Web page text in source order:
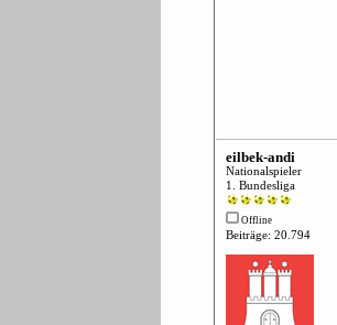
eilbek-andi
Nationalspieler
1. Bundesliga
Offline
Beiträge: 20.794